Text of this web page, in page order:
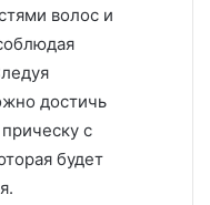
волос и
достичь
с
будет